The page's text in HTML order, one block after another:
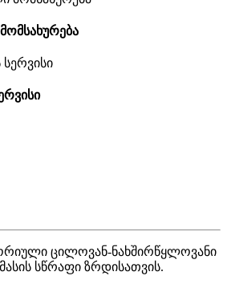
ცილოვან-ნახშირწყლოვანი
სწრაფი ზრდისათვის.